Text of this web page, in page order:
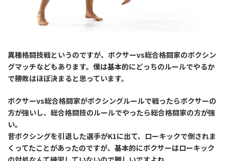
異種格闘技戦というのですが、ボクサーvs総合格闘家のボクシン
グマッチなどもあります。僕は基本的にどっちのルールでやるか
で勝敗はほぼ決まると思っています。
ボクサーvs総合格闘家がボクシングルールで戦ったらボクサーの
方が強いし、総合格闘技のルールでやったら総合格闘家の方が強
い。
昔ボクシングを引退した選手がK1に出て、ローキックで倒されま
くってたことがあったのですが、基本的にボクサーはローキック